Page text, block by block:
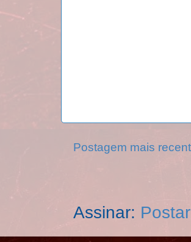
Postagem mais
Assinar: